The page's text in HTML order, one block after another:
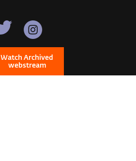
Watch Archived
webstream